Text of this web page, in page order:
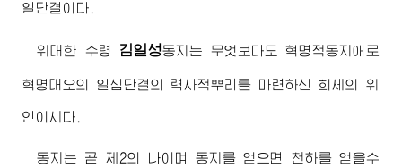
일단결이다.
위대한 수령 김일성동지 는 무엇보다도 혁명적동지애로
혁명대오의 일심단결의 력사적뿌리를 마련하신 희세의 위
인이시다.
동지는 곧 제2의 나이며 동지를 얻으면 천하를 얻을수